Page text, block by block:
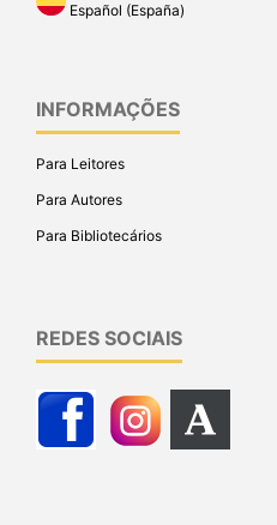
Español (España)
INFORMAÇÕES
Para Leitores
Para Autores
Para Bibliotecários
REDES SOCIAIS